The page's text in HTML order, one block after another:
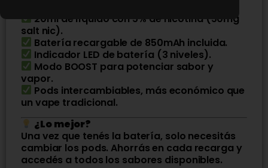
20ml de líquido con 5% de nicotina (50mg
salt nic).
Batería recargable de 850mAh incluida.
Indicador LED de batería (3 niveles).
Modo BOOST para potenciar sabor y
vapor.
Pods intercambiables, más económico que
un vape tradicional.
¿Lo mejor?
Una vez que tenés la batería, solo necesitás
cambiar los pods. Ahorrás en cada recarga y
accedés a todos los sabores disponibles.